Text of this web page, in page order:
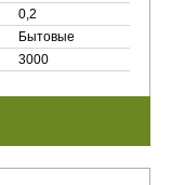
0,2
Бытовые
3000